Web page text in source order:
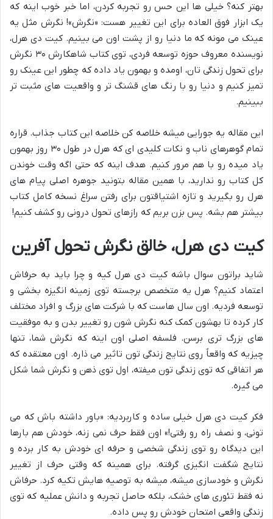
بهتر کنه؟ خیلی ها این حس رو تجربه کردن، اما خبر خوب اینه که
یک ابزار فوق العاده برای این تغییر هست: «نگرش»! نگرش مثل یه
عینک می مونه که ما دنیا رو از پشت اون می بینیم. کیت دی هرل،
نویسنده معروف حوزه توسعه فردی، توی کتاب شاهکارش ۳۰ نگرش
برای تحول زندگی تان، اومده و بهمون یاد داده که چطور این عینک رو
تمیز کنیم و دنیا رو با رنگ های قشنگ تر و واقعیت های مثبت تر
ببینیم.
این مقاله یه جورایی میشه خلاصه کن خلاصه این کتاب جذاب. قراره
تمام گوهرهای ناب و نکات کلیدی ای که هرل در طول ۳۰ روز بهمون
یاد میده رو با هم مرور کنیم. هدف اینه که حتی اگه وقت خوندن
کل کتاب رو ندارید، با همین مقاله بتونید جوهره اصلی پیام های
هرل رو بگیرید و تازه اشتیاقتون برای رفتن سراغ نسخه کامل کتاب
بیشتر هم بشه. پس بزن بریم که رازهای تحول درونی رو کشف کنیم!
کیت دی هرل، خالق نگرش تحول آفرین
شاید براتون سوال باشه کیت دی هرل کیه و چرا باید به حرفاش
اعتماد کنیم؟ هرل یه متخصص برجسته توی زمینه انگیزه بخشی و
توسعه فردیه. اون سال هاست که با شرکت های بزرگ و افراد مختلف
کار کرده تا بهشون کمک کنه نگرش شون رو تغییر بدن و به موفقیت
های بزرگ تری برسن. فلسفه اصلی اون اینه که نگرش شما، تنها
چیزیه که واقعاً روی نتایج زندگی تون تاثیر می ذاره. اون معتقده که
هر اتفاقی که توی زندگی تون میفته، اول توی ذهن و نگرش شما شکل
می گیره.
فکر کیت دی هرل خیلی ساده و کاربردیه: «باور داشته باش که می
تونی، و نصف راه رو رفتی!» اون فقط حرف نمی زنه، خودش هم بارها
این دیدگاه رو توی زندگی شخصی و حرفه ای خودش به کار برده و
نتایج شگفت انگیزی گرفته. برای همینه که وقتی حرف از تغییر
نگرش و خودسازی میشه، میشه به توصیه هایش تکیه کرد. حرفاش
نه فقط تئوری های خشک، بلکه حاصل تجربه و دانش عملیه که توی
زندگی واقعی امتحان خودش رو پس داده.